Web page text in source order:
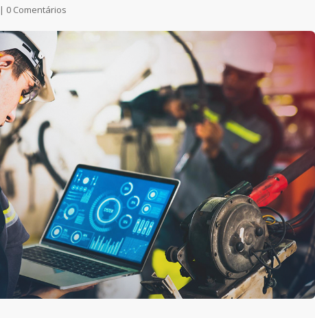
| 0 Comentários